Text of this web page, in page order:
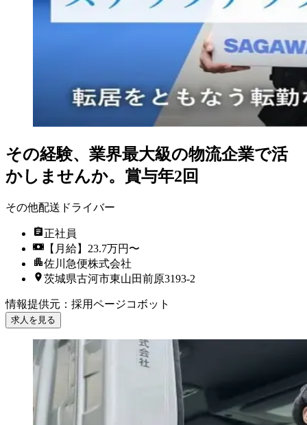
その経験、業界最大級の物流企業で活
かしませんか。賞与年2回
その他配送ドライバー
正社員
【月給】23.7万円〜
佐川急便株式会社
茨城県古河市東山田前原3193-2
情報提供元 ： 採用ページコボット
求人を見る